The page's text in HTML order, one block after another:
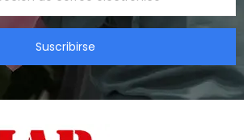
Suscribirse